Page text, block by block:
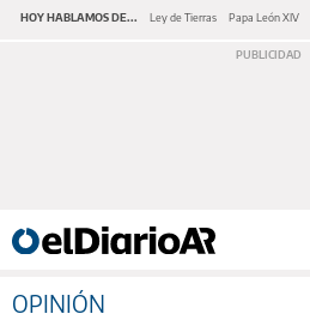
HOY HABLAMOS DE... Ley de Tierras Papa León XIV
OPINIÓN